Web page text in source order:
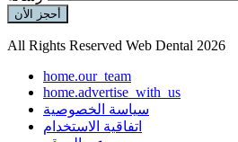
أحجز الأن
All Rights Reserved Web Dental 2026
home.our_team
home.advertise_with_us
سياسة الخصوصية
اتفاقية الاستخدام